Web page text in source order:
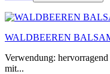
WALDBEEREN
Verwendung:
mit...